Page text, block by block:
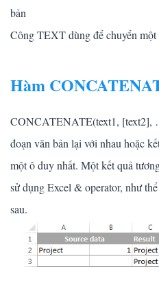
bản
Công TEXT dùng để chuyển một
Hàm
CONCATENATE(text1, [text2],
đoạn văn bản lại với nhau hoặc
một ô duy nhất. Một kết quả
sử dụng Excel & operator, như
sau.